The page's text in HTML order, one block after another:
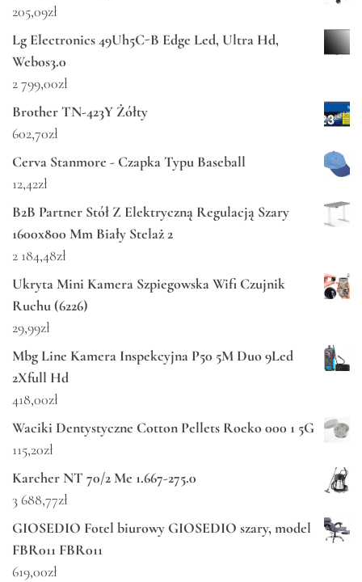
205,09zł
Lg Electronics 49Uh5C-B Edge Led, Ultra Hd,
Webos3.0
2 799,00zł
Brother TN-423Y Żółty
602,70zł
Cerva Stanmore - Czapka Typu Baseball
12,42zł
B2B Partner Stół Z Elektryczną Regulacją Szary
1600x800 Mm Biały Stelaż 2
2 184,48zł
Ukryta Mini Kamera Szpiegowska Wifi Czujnik
Ruchu (6226)
29,99zł
Mbg Line Kamera Inspekcyjna P50 5M Duo 9Led
2Xfull Hd
418,00zł
Waciki Dentystyczne Cotton Pellets Roeko 000 1 5G
115,20zł
Karcher NT 70/2 Me 1.667-275.0
3 688,77zł
GIOSEDIO Fotel biurowy GIOSEDIO szary, model
FBR011 FBR011
619,00zł